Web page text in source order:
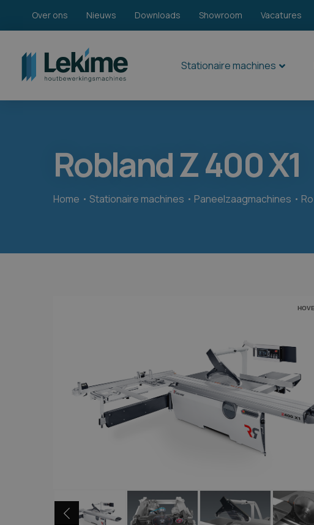
Over ons Nieuws Downloads Showroom Vacatures
Stationaire machines
Robland Z 400 X1
Home Stationaire machines Paneelzaagmachines